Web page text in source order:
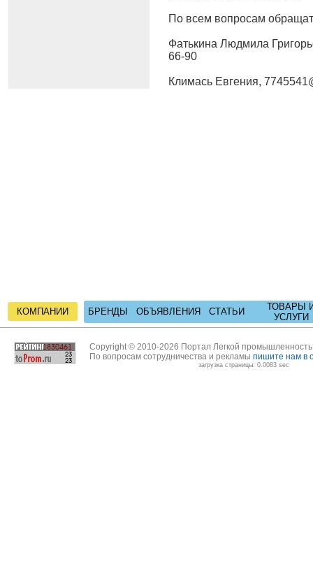
По всем вопросам
Фатькина Людмила
66-90
Климась Евгения,
КОМПАНИИ БРЕНДЫ ОБЪЯВЛЕНИЯ СТАТЬИ
ТОВАРЫ
УСЛУГИ
Copyright © 2010-2026 Портал Легкой
По вопросам сотрудничества и рекламы пишите нам в
загрузка страницы: 0.0083 sec